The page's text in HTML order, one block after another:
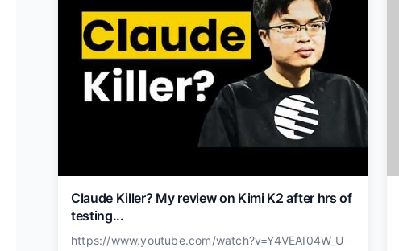
Claude Killer? My review on Kimi K2 after hrs of
testing...
https://www.youtube.com/watch?v=Y4VEAI04W_U